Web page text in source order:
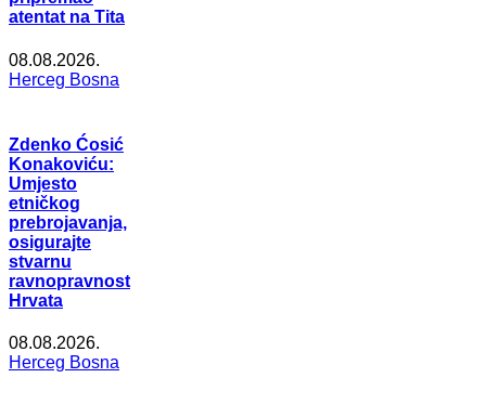
atentat na Tita
08.08.2026.
Herceg Bosna
Zdenko Ćosić
Konakoviću:
Umjesto
etničkog
prebrojavanja,
osigurajte
stvarnu
ravnopravnost
Hrvata
08.08.2026.
Herceg Bosna